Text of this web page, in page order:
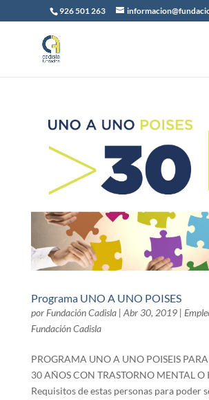
926 501 263
Programa UNO A UNO POISES
por Fundación Cadisla| Abr 30, 2019|
Fundación Cadisla
PROGRAMA UNO A UNO POISEIS
30 AÑOS CON TRASTORNO MENTAL O
Requisitos de estas personas para poder